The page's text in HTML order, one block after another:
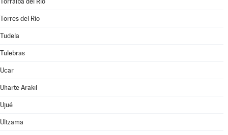
Torres del Río
Tudela
Tulebras
Ucar
Uharte Arakil
Ujué
Ultzama